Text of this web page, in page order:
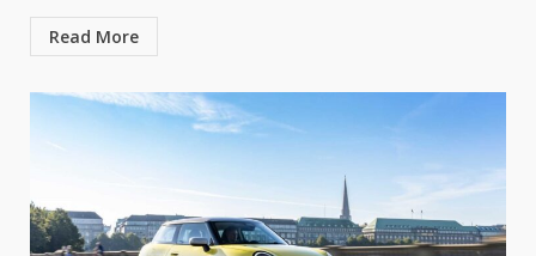
Read More